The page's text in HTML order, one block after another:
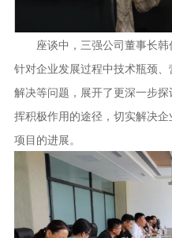
座谈中，三强公司董事长韩
针对企业发展过程中技术瓶颈
解决等问题，展开了更深一步
挥积极作用的途径，切实解决
项目的进展。